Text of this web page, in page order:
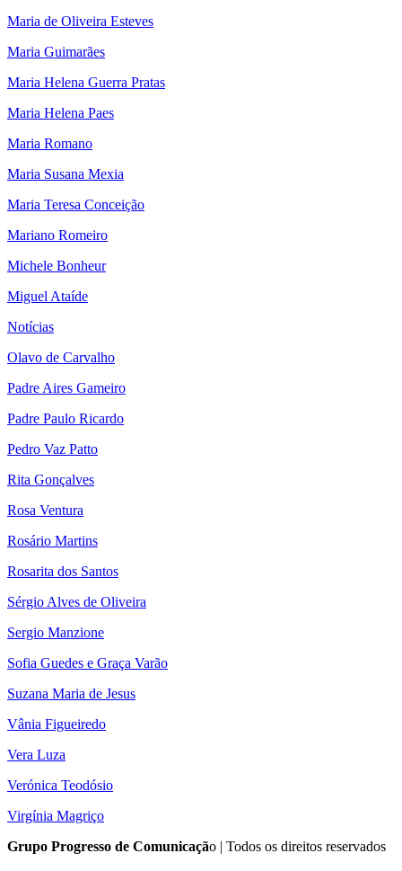
Maria de Oliveira Esteves
Maria Guimarães
Maria Helena Guerra Pratas
Maria Helena Paes
Maria Romano
Maria Susana Mexia
Maria Teresa Conceição
Mariano Romeiro
Michele Bonheur
Miguel Ataíde
Notícias
Olavo de Carvalho
Padre Aires Gameiro
Padre Paulo Ricardo
Pedro Vaz Patto
Rita Gonçalves
Rosa Ventura
Rosário Martins
Rosarita dos Santos
Sérgio Alves de Oliveira
Sergio Manzione
Sofia Guedes e Graça Varão
Suzana Maria de Jesus
Vânia Figueiredo
Vera Luza
Verónica Teodósio
Virgínia Magriço
Grupo Progresso de Comunicação | Todos os direitos reservados